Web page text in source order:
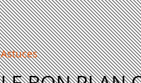
Astuces